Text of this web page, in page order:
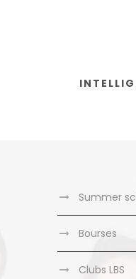
Summer
Bourses
Clubs LBS